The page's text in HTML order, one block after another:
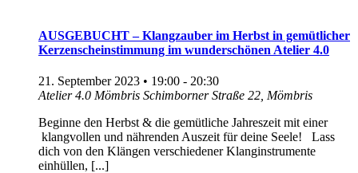
AUSGEBUCHT – Klangzauber im Herbst in gemütlicher
Kerzenscheinstimmung im wunderschönen Atelier 4.0
21. September 2023 • 19:00 - 20:30
Atelier 4.0 Mömbris Schimborner Straße 22, Mömbris
Beginne den Herbst & die gemütliche Jahreszeit mit einer
klangvollen und nährenden Auszeit für deine Seele! Lass
dich von den Klängen verschiedener Klanginstrumente
einhüllen, [...]